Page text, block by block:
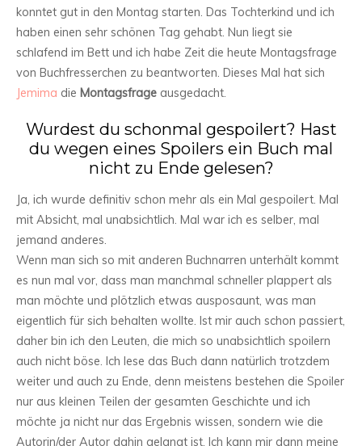
konntet gut in den Montag starten. Das Tochterkind und ich
haben einen sehr schönen Tag gehabt. Nun liegt sie
schlafend im Bett und ich habe Zeit die heute Montagsfrage
von Buchfresserchen zu beantworten. Dieses Mal hat sich
Jemima die Montagsfrage ausgedacht.
Wurdest du schonmal gespoilert? Hast
du wegen eines Spoilers ein Buch mal
nicht zu Ende gelesen?
Ja, ich wurde definitiv schon mehr als ein Mal gespoilert. Mal
mit Absicht, mal unabsichtlich. Mal war ich es selber, mal
jemand anderes.
Wenn man sich so mit anderen Buchnarren unterhält kommt
es nun mal vor, dass man manchmal schneller plappert als
man möchte und plötzlich etwas ausposaunt, was man
eigentlich für sich behalten wollte. Ist mir auch schon passiert,
daher bin ich den Leuten, die mich so unabsichtlich spoilern
auch nicht böse. Ich lese das Buch dann natürlich trotzdem
weiter und auch zu Ende, denn meistens bestehen die Spoiler
nur aus kleinen Teilen der gesamten Geschichte und ich
möchte ja nicht nur das Ergebnis wissen, sondern wie die
Autorin/der Autor dahin gelangt ist. Ich kann mir dann meine